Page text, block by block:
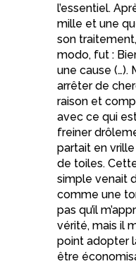
l’essentiel.
mille et une
son
modo, fut :
une cause (…).
arrêter de
raison et
avec ce qui
freiner
partait en
de toiles.
simple venait
comme une
pas qu’il
vérité, mais il
point adopter
être